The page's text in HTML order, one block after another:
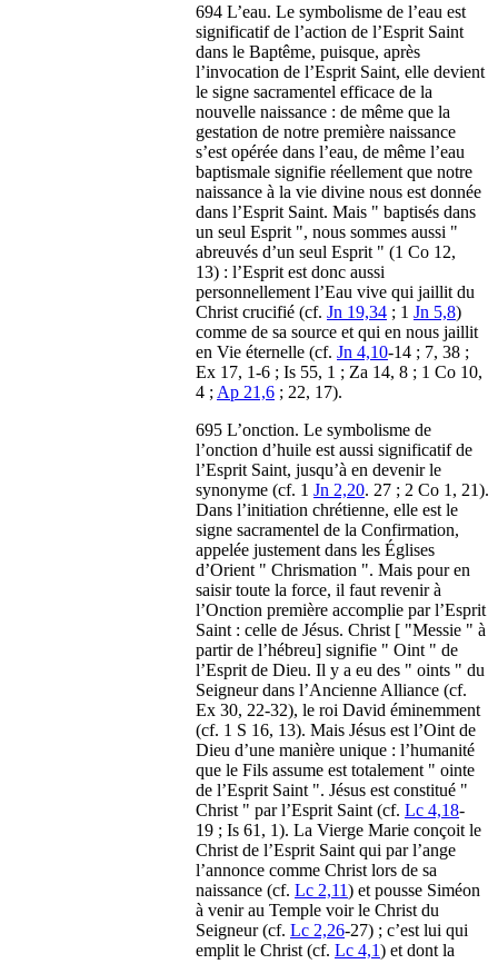
694 L’eau. Le symbolisme de l’eau est
significatif de l’action de l’Esprit Saint
dans le Baptême, puisque, après
l’invocation de l’Esprit Saint, elle devient
le signe sacramentel efficace de la
nouvelle naissance : de même que la
gestation de notre première naissance
s’est opérée dans l’eau, de même l’eau
baptismale signifie réellement que notre
naissance à la vie divine nous est donnée
dans l’Esprit Saint. Mais " baptisés dans
un seul Esprit ", nous sommes aussi "
abreuvés d’un seul Esprit " (1 Co 12,
13) : l’Esprit est donc aussi
personnellement l’Eau vive qui jaillit du
Christ crucifié (cf. Jn 19,34 ; 1 Jn 5,8)
comme de sa source et qui en nous jaillit
en Vie éternelle (cf. Jn 4,10-14 ; 7, 38 ;
Ex 17, 1-6 ; Is 55, 1 ; Za 14, 8 ; 1 Co 10,
4 ; Ap 21,6 ; 22, 17).
695 L’onction. Le symbolisme de
l’onction d’huile est aussi significatif de
l’Esprit Saint, jusqu’à en devenir le
synonyme (cf. 1 Jn 2,20. 27 ; 2 Co 1, 21).
Dans l’initiation chrétienne, elle est le
signe sacramentel de la Confirmation,
appelée justement dans les Églises
d’Orient " Chrismation ". Mais pour en
saisir toute la force, il faut revenir à
l’Onction première accomplie par l’Esprit
Saint : celle de Jésus. Christ [ "Messie " à
partir de l’hébreu] signifie " Oint " de
l’Esprit de Dieu. Il y a eu des " oints " du
Seigneur dans l’Ancienne Alliance (cf.
Ex 30, 22-32), le roi David éminemment
(cf. 1 S 16, 13). Mais Jésus est l’Oint de
Dieu d’une manière unique : l’humanité
que le Fils assume est totalement " ointe
de l’Esprit Saint ". Jésus est constitué "
Christ " par l’Esprit Saint (cf. Lc 4,18-
19 ; Is 61, 1). La Vierge Marie conçoit le
Christ de l’Esprit Saint qui par l’ange
l’annonce comme Christ lors de sa
naissance (cf. Lc 2,11) et pousse Siméon
à venir au Temple voir le Christ du
Seigneur (cf. Lc 2,26-27) ; c’est lui qui
emplit le Christ (cf. Lc 4,1) et dont la